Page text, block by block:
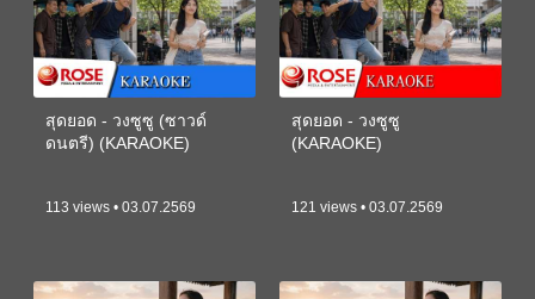
สุดยอด - วงซูซู (ซาวด์
ดนตรี) (KARAOKE)
113 views • 03.07.2569
สุดยอด - วงซูซู
(KARAOKE)
121 views • 03.07.2569